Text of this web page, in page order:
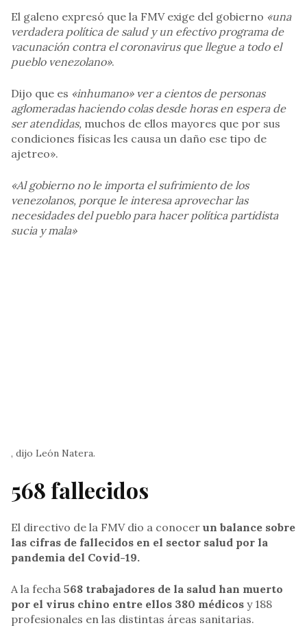
El galeno expresó que la FMV exige del gobierno «una
verdadera política de salud y un efectivo programa de
vacunación contra el coronavirus que llegue a todo el
pueblo venezolano».
Dijo que es «inhumano» ver a cientos de personas
aglomeradas haciendo colas desde horas en espera de
ser atendidas, muchos de ellos mayores que por sus
condiciones físicas les causa un daño ese tipo de
ajetreo».
«Al gobierno no le importa el sufrimiento de los
venezolanos, porque le interesa aprovechar las
necesidades del pueblo para hacer política partidista
sucia y mala»
, dijo León Natera.
568 fallecidos
El directivo de la FMV dio a conocer un balance sobre
las cifras de fallecidos en el sector salud por la
pandemia del Covid-19.
A la fecha 568 trabajadores de la salud han muerto
por el virus chino entre ellos 380 médicos y 188
profesionales en las distintas áreas sanitarias.